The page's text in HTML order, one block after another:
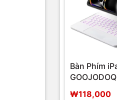
Bàn Phím
₩118,000